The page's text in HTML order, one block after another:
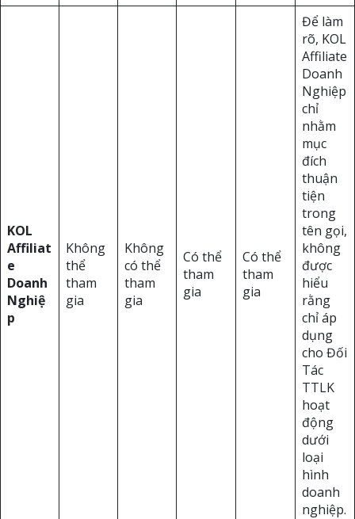
KOL
Affiliat
e
Doanh
Nghiệ
p
Không
thể
tham
gia
Không
có thể
tham
gia
Có thể
tham
gia
Có thể
tham
gia
Để làm
rõ, KOL
Affiliate
Doanh
Nghiệp
chỉ
nhằm
mục
đích
thuận
tiện
trong
tên gọi,
không
được
hiểu
rằng
chỉ áp
dụng
cho Đối
Tác
TTLK
hoạt
động
dưới
loại
hình
doanh
nghiệp.